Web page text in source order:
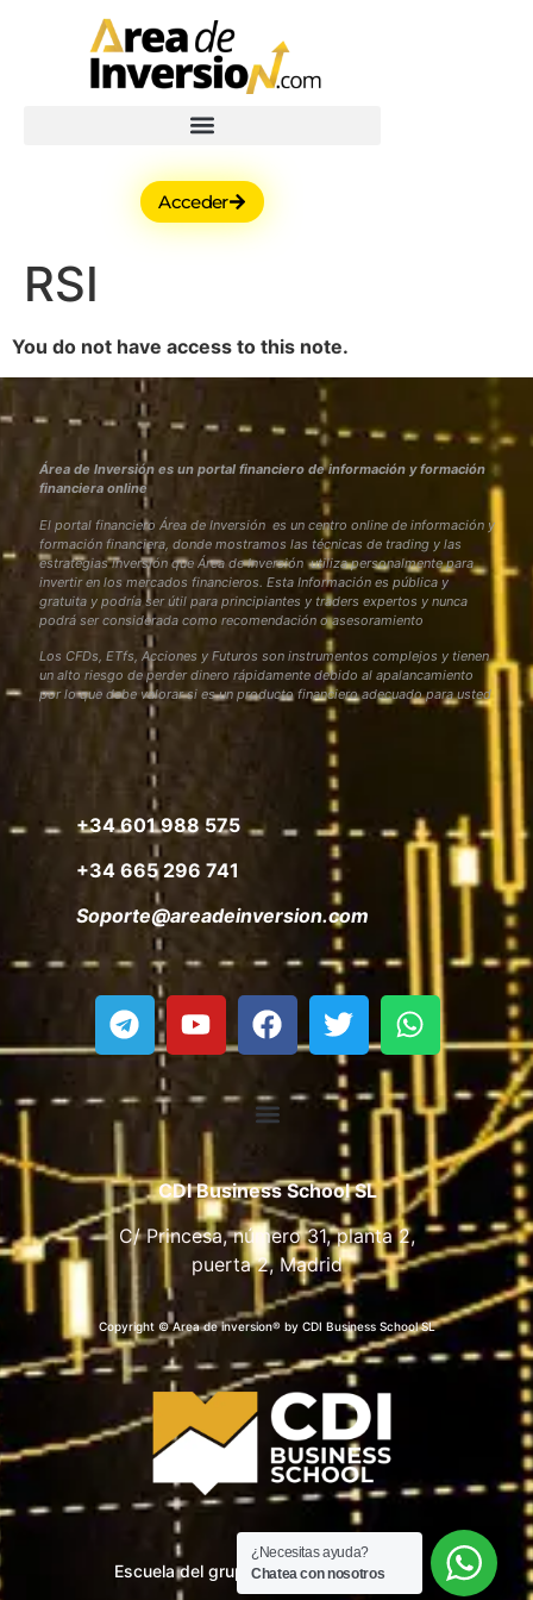
Acceder
RSI
You do not have access to this note.
Área de Inversión es un portal financiero de información y formación
financiera online
El portal financiero Área de Inversión es un centro online de información y
formación financiera, donde mostramos las técnicas de trading y las
estrategias inversión que Área de Inversión utiliza personalmente para
invertir en los mercados financieros. Esta Información es pública y
gratuita y podría ser útil para principiantes y traders expertos y nunca
podrá ser considerada como recomendación o asesoramiento
Los CFDs, ETfs, Acciones y Futuros son instrumentos complejos y tienen
un alto riesgo de perder dinero rápidamente debido al apalancamiento
por lo que debe valorar si es un producto financiero adecuado para usted
+34 601 988 575
+34 665 296 741
Soporte@areadeinversion.com
CDI Business School SL
C/ Princesa, número 31, planta 2,
puerta 2, Madrid
Copyright © Area de inversion® by CDI Business School SL
Escuela del grupo CDI Business School
¿Necesitas ayuda?
Chatea con nosotros